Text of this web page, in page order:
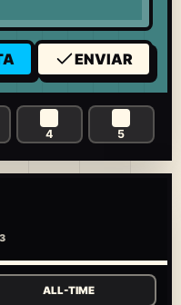
ENVIAR
4 5
ALL-TIME